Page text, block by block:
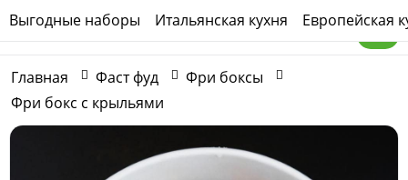
Выгодные наборы Итальянская кухня Европейская
Главная Фаст фуд
Фри боксы
Фри бокс с крыльями